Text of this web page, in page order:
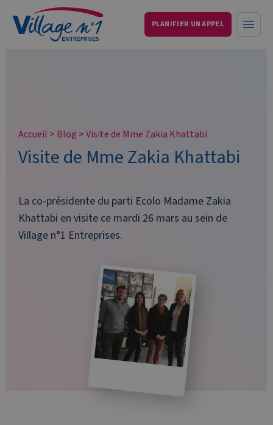
Services aux entreprises et particuliersPLANIFIER UN APPEL
Accueil > Blog >Visite de Mme Zakia Khattabi
Visite de Mme Zakia Khattabi
La co-présidente du parti Ecolo Madame Zakia
Khattabi en visite ce mardi 26 mars au sein de
Village n°1 Entreprises.